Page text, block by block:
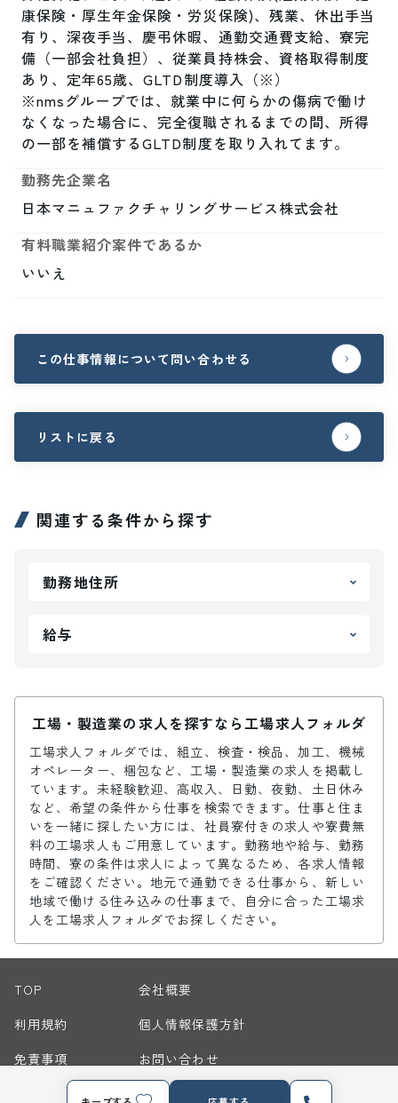
康保険・厚生年金保険・労災保険)、残業、休出手当
有り、深夜手当、慶弔休暇、通勤交通費支給、寮完
備（一部会社負担）、従業員持株会、資格取得制度
あり、定年65歳、GLTD制度導入（※）
※nmsグループでは、就業中に何らかの傷病で働け
なくなった場合に、完全復職されるまでの間、所得
の一部を補償するGLTD制度を取り入れてます。
勤務先企業名
日本マニュファクチャリングサービス株式会社
有料職業紹介案件であるか
いいえ
この仕事情報について問い合わせる
リストに戻る
関連する条件から探す
勤務地住所
給与
工場・製造業の求人を探すなら工場求人フォルダ
工場求人フォルダでは、組立、検査・検品、加工、機械
オペレーター、梱包など、工場・製造業の求人を掲載し
ています。未経験歓迎、高収入、日勤、夜勤、土日休み
など、希望の条件から仕事を検索できます。仕事と住ま
いを一緒に探したい方には、社員寮付きの求人や寮費無
料の工場求人もご用意しています。勤務地や給与、勤務
時間、寮の条件は求人によって異なるため、各求人情報
をご確認ください。地元で通勤できる仕事から、新しい
地域で働ける住み込みの仕事まで、自分に合った工場求
人を工場求人フォルダでお探しください。
TOP
会社概要
利用規約
個人情報保護方針
免責事項
お問い合わせ
サイトマップ